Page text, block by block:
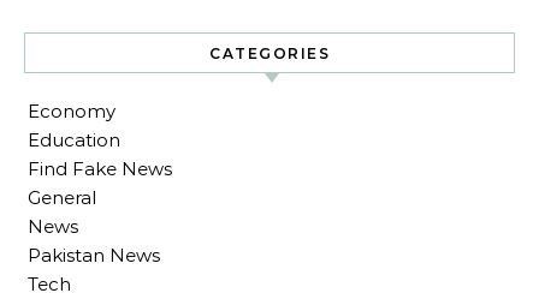
CATEGORIES
Economy
Education
Find Fake News
General
News
Pakistan News
Tech